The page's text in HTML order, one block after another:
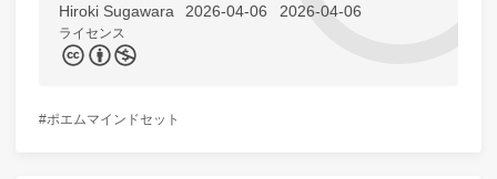
Hiroki Sugawara 2026-04-06 2026-04-06
ライセンス
ポエムマインドセット